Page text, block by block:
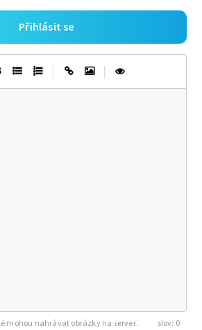
Přihlásit se
mohou nahrávat obrázky na server. 0